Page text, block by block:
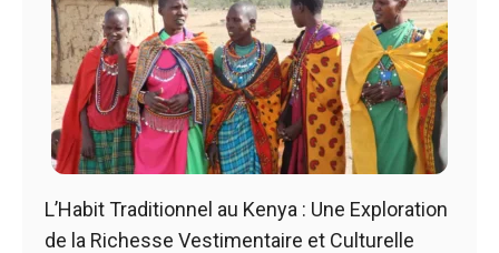
L’Habit Traditionnel au Kenya : Une Exploration
de la Richesse Vestimentaire et Culturelle